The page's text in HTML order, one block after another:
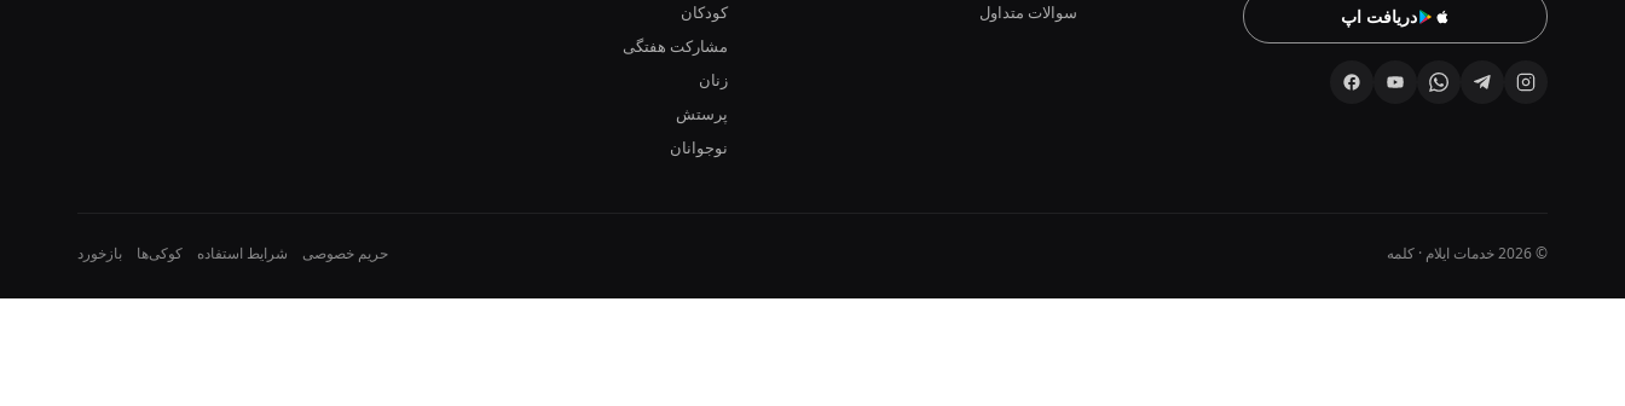
دریافت اپ
سوالات متداول
کودکان
مشارکت هفتگی
زنان
پرستش
نوجوانان
© 2026 خدمات ایلام · کلمه حریم خصوصی شرایط استفاده کوکی‌ها بازخورد